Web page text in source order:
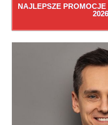
NAJLEPSZE
2026